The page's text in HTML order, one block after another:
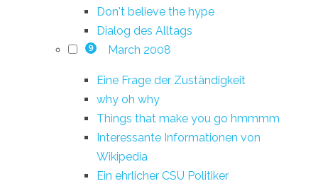
Don't believe the hype
Dialog des Alltags
9 March 2008
Eine Frage der Zuständigkeit
why oh why
Things that make you go hmmmm
Interessante Informationen von
Wikipedia
Ein ehrlicher CSU Politiker